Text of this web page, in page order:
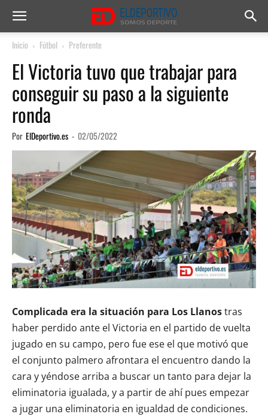
Inicio Fútbol Preferente
El Victoria tuvo que trabajar para
conseguir su paso a la siguiente
ronda
Por ElDeportivo.es - 02/05/2022
Complicada era la situación para Los Llanostras
haber perdido ante el Victoria en el partido de vuelta
jugado en su campo, pero fue ese el que motivó que
el conjunto palmero afrontara el encuentro dando la
cara y yéndose arriba a buscar un tanto para dejar la
eliminatoria igualada, y a partir de ahí pues empezar
a jugar una eliminatoria en igualdad de condiciones.